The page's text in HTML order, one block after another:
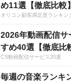
め11選【徹底比較】
オリコン顧客満足度ランキン
2026年動画配信サ
すめ40選【徹底比
CS動画配信サービス20選
毎週の音楽ランキ